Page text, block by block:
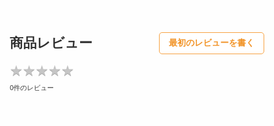
商品レビュー 最初のレビューを書く
★★★★★
★★★★★
0件のレビュー